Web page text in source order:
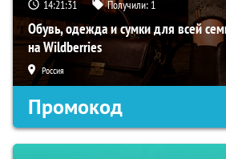
14:21:30 Получили: 1
Обувь, одежда и сумки для всей
на Wildberries
Россия
Промокод